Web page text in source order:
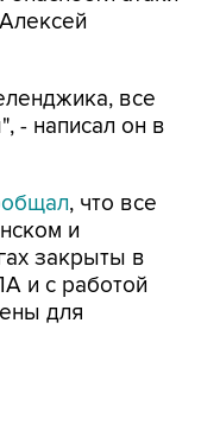
все
- написал он в
, что все
и
закрыты в
и с работой
для